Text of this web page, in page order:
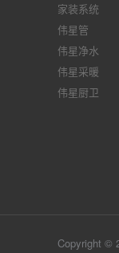
家装系统
伟星管
伟星净水
伟星采暖
伟星厨卫
Copyright ©